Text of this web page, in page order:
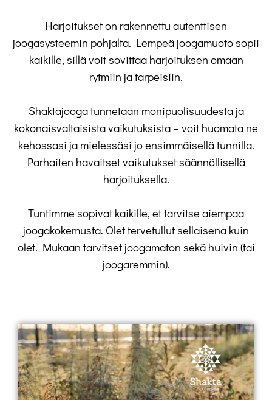
Harjoitukset on rakennettu autenttisen
joogasysteemin pohjalta. Lempeä joogamuoto sopii
kaikille, sillä voit sovittaa harjoituksen omaan
rytmiin ja tarpeisiin.
Shaktajooga tunnetaan monipuolisuudesta ja
kokonaisvaltaisista vaikutuksista – voit huomata ne
kehossasi ja mielessäsi jo ensimmäisellä tunnilla.
Parhaiten havaitsetvaikutukset säännöllisellä
harjoituksella.
Tuntimme sopivat kaikille, et tarvitse aiempaa
joogakokemusta. Olet tervetullut sellaisena kuin
olet. Mukaan tarvitset joogamaton sekä huivin (tai
joogaremmin).